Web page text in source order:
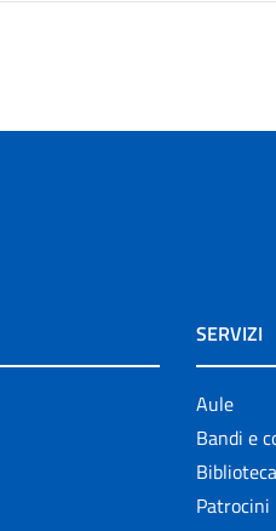
SERVIZI
Aule
Bandi e
Biblioteca
Patrocini